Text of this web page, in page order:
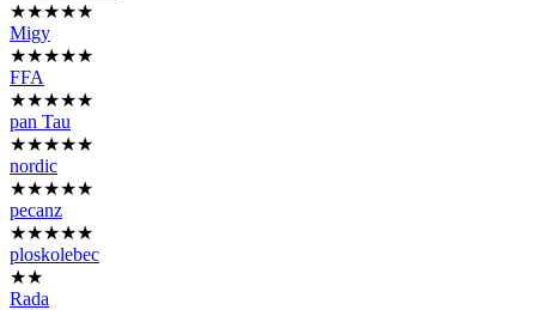
★★★★★
Migy
★★★★★
FFA
★★★★★
pan Tau
★★★★★
nordic
★★★★★
pecanz
★★★★★
ploskolebec
★★
Rada